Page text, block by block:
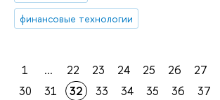
финансовые технологии
1 ... 22 23 24 25 26 27
30
31 32 33 34 35 36 37